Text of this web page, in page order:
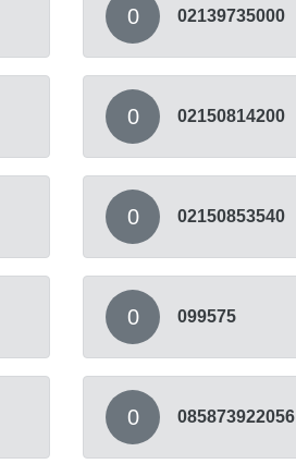
0 02139735000
0 02150814200
0 02150853540
0 099575
0 085873922056